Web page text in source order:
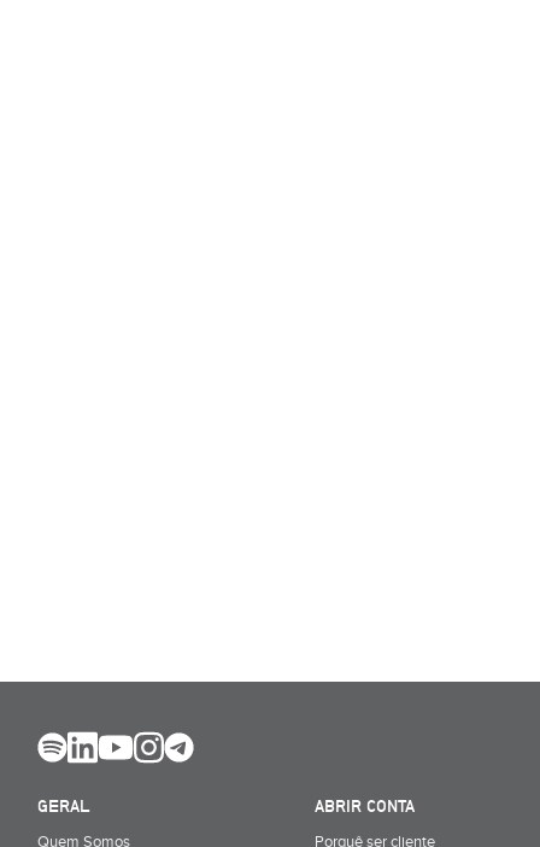
GERAL
Quem Somos
ABRIR CONTA
Porquê ser cliente